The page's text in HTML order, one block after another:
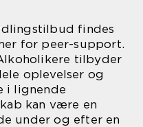
findes
for peer-support.
tilbyder
oplevelser og
i lignende
kan være en
under og efter en